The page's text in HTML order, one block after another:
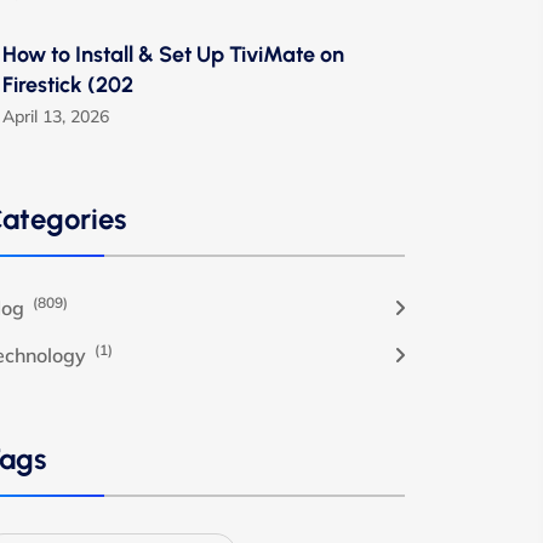
How to Install & Set Up TiviMate on
Firestick (202
April 13, 2026
(809)
(1)